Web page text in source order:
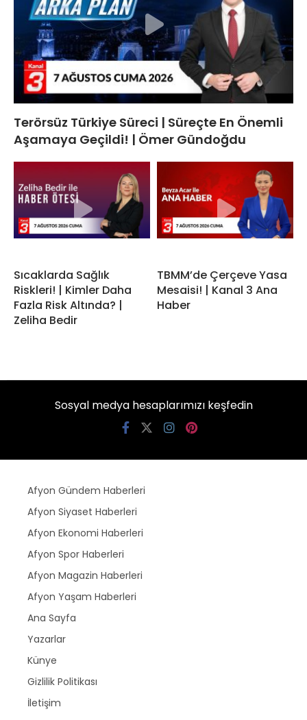
Terörsüz Türkiye Süreci | Süreçte En Önemli
Aşamaya Geçildi! | Ömer Gündoğdu
Sıcaklarda Sağlık
Riskleri! | Kimler Daha
Fazla Risk Altında? |
Zeliha Bedir
TBMM’de Çerçeve Yasa
Mesaisi! | Kanal 3 Ana
Haber
Sosyal medya hesaplarımızı keşfedin
Afyon Gündem Haberleri
Afyon Siyaset Haberleri
Afyon Ekonomi Haberleri
Afyon Spor Haberleri
Afyon Magazin Haberleri
Afyon Yaşam Haberleri
Ana Sayfa
Yazarlar
Künye
Gizlilik Politikası
İletişim